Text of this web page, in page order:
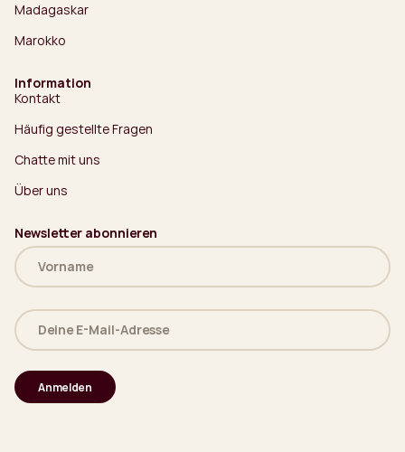
Madagaskar
Marokko
Information
Kontakt
Häufig gestellte Fragen
Chatte mit uns
Über uns
Newsletter abonnieren
Name
(erforderlich)
Deine
E-
Mail-
(erforderlich)